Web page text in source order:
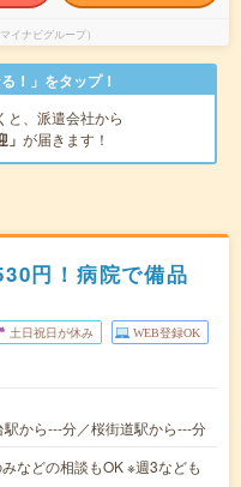
イナビグループ）
！」をタップ！
と、派遣会社から
」 が届きます！
円！病院で備品
土日祝日が休み WEB登録OK
から---分／桜街道駅から---分
などの相談もOK ※週3なども